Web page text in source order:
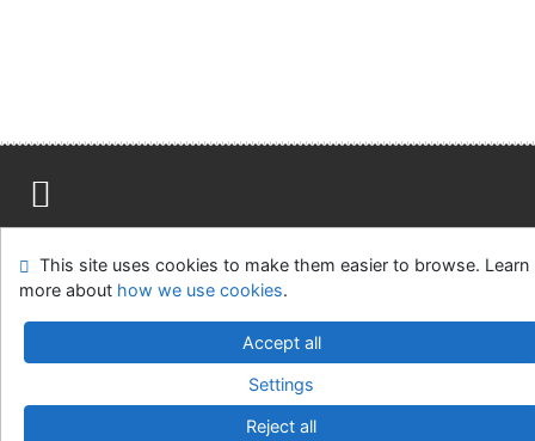
Feedback form
Cookie settings
Univerzitní knihovna - Univerzita Hradec Králové
©1993-2026IPACv.4.8.63a-Cosmotron Slovakia, s.r.o.
This site uses cookies to make them easier to browse. Learn
more about how we use cookies.
Accept all
Settings
Reject all